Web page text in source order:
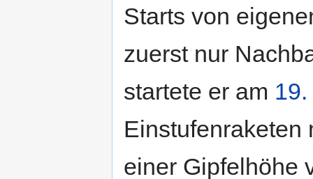
Starts von
zuerst nur
startete er am
Einstufenraketen
einer Gipfelhöhe